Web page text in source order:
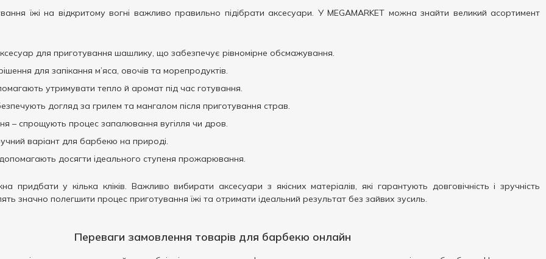
їжі на відкритому вогні важливо правильно підібрати аксесуари. У MEGAMARKET можна знайти великий асортимент
для приготування шашлику, що забезпечує рівномірне обсмажування.
для запікання м’яса, овочів та морепродуктів.
утримувати тепло й аромат під час готування.
догляд за грилем та мангалом після приготування страв.
– спрощують процес запалювання вугілля чи дров.
варіант для барбекю на природі.
досягти ідеального ступеня прожарювання.
придбати у кілька кліків. Важливо вибирати аксесуари з якісних матеріалів, які гарантують довговічність і зручність
значно полегшити процес приготування їжі та отримати ідеальний результат без зайвих зусиль.
Переваги замовлення товарів для барбекю онлайн